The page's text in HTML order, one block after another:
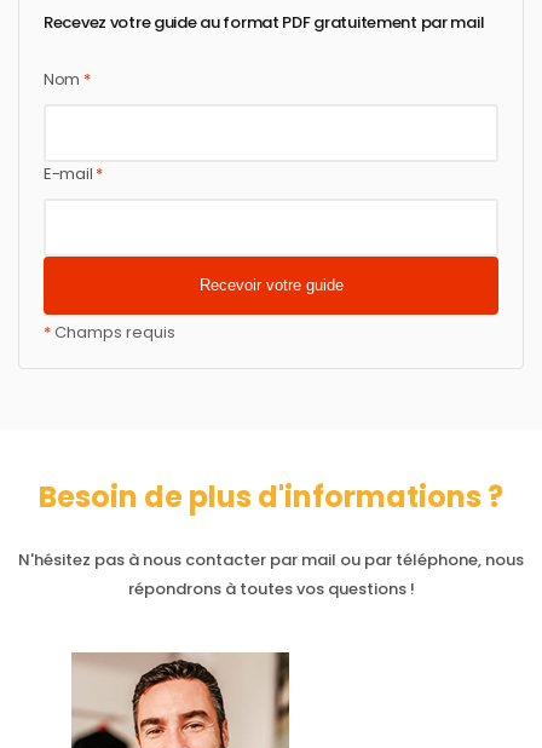
Recevez votre guide au format PDF gratuitement par mail
Nom *
E-mail *
*Champs requis
Besoin de plus d'informations ?
N'hésitez pas à nous contacter par mail ou par téléphone, nous
répondrons à toutes vos questions !